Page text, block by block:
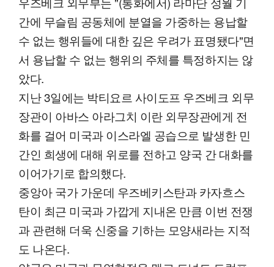
간에 무슬림 공동체에 분열을 가중하는 용납할
수 없는 행위들에 대한 깊은 우려가 표명됐다"면
서 용납할 수 없는 행위의 주체를 특정하지는 않
았다.
지난 3일에는 박티요르 사이도프 우즈베크 외무
장관이 아바스 아라그치 이란 외무장관에게 전
화를 걸어 미국과 이스라엘 공습으로 발생한 민
간인 희생에 대해 위로를 전하고 양국 간 대화를
이어가기로 합의했다.
중앙아 국가 가운데 우즈베키스탄과 카자흐스
탄이 최근 미국과 가깝게 지내온 만큼 이번 전쟁
과 관련해 더욱 신중을 기하는 모양새라는 지적
도 나온다.